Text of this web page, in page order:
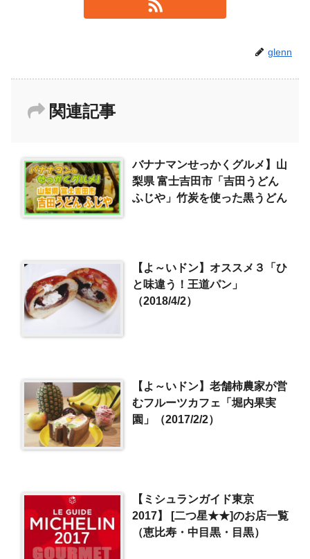
glenn
関連記事
バナナマンせっかくグルメ】山
梨県 富士吉田市「吉田うどん
ふじや」竹炭を使った黒うどん
【よ～いドン】オススメ３「ひ
と味違う！王道パン」
（2018/4/2）
【よ～いドン】老舗柿農家が営
むフルーツカフェ「堀内果実
園」（2017/2/2）
【ミシュランガイド東京
2017】 [二つ星★★]のお店一覧
（恵比寿・中目黒・目黒）